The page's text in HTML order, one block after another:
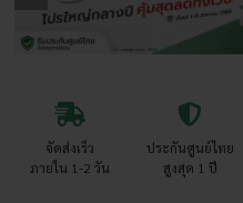
จัดส่งเร็ว
ภายใน 1-2 วัน
ประกันศูนย์ไทย
สูงสุด 1 ปี